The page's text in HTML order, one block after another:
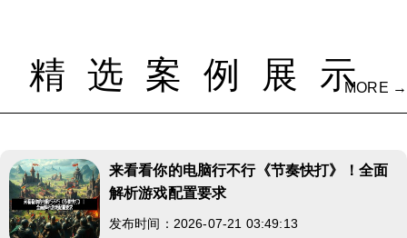
精选案例展示MORE →
来看看你的电脑行不行《节奏快打》！全面
解析游戏配置要求
发布时间：2026-07-21 03:49:13